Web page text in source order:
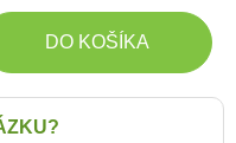
DO KOŠÍKA